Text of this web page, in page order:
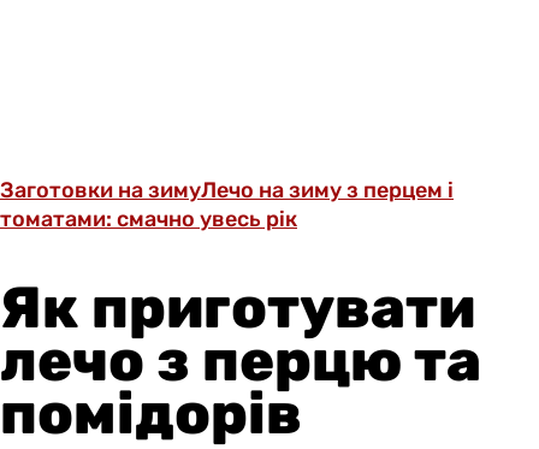
Заготовки на зимуЛечо на зиму з перцем і
томатами: смачно увесь рік
Як приготувати
лечо з перцю та
помідорів